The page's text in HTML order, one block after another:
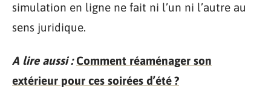
simulation en ligne ne fait ni l’un ni l’autre au
sens juridique.
A lire aussi : Comment réaménager son
extérieur pour ces soirées d’été ?